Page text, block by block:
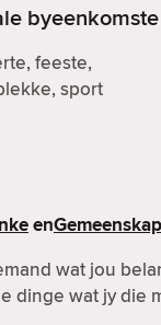
byeenkomste
feeste,
sport
en
wat jou
dinge wat jy die